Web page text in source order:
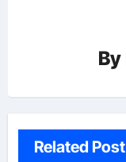
By
Related Post